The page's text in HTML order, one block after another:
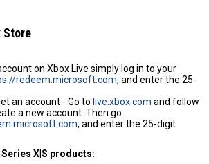
on Xbox Live simply log in to your
redeem.microsoft.com, and enter the 25-
an account - Go to live.xbox.com and follow
a new account. Then go
, and enter the 25-digit
Series X|S products: